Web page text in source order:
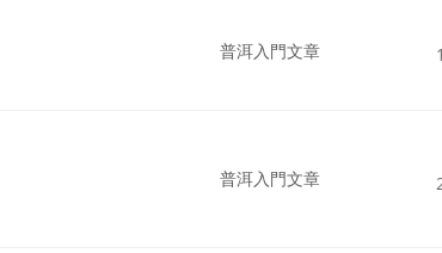
普洱入門文章 1
普洱入門文章